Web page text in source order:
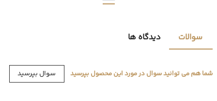
سوالات دیدگاه ها
شما هم می توانید سوال در مورد این محصول بپرسید سوال بپرسید